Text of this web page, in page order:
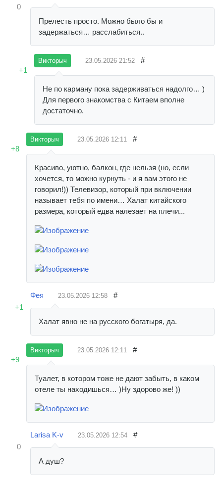
0
Прелесть просто. Можно было бы и
задержаться… расслабиться..
+1
Викторыч 23.05.2026 21:52 #
Не по карману пока задерживаться надолго… )
Для первого знакомства с Китаем вполне
достаточно.
+8
Викторыч 23.05.2026 12:11 #
Красиво, уютно, балкон, где нельзя (но, если
хочется, то можно курнуть - и я вам этого не
говорил!)) Телевизор, который при включении
называет тебя по имени… Халат китайского
размера, который едва налезает на плечи...
+1
Фея 23.05.2026 12:58 #
Халат явно не на русского богатыря, да.
+9
Викторыч 23.05.2026 12:11 #
Туалет, в котором тоже не дают забыть, в каком
отеле ты находишься… )Ну здорово же! ))
0
Larisa K-v 23.05.2026 12:54 #
А душ?